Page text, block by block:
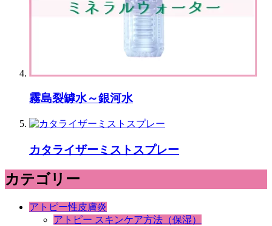
霧島裂罅水～銀河水
カタライザーミストスプレー
カテゴリー
アトピー性皮膚炎
アトピー スキンケア方法（保湿）